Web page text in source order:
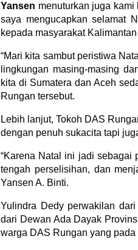
Yansen menuturkan juga
saya mengucapkan selamat
kepada masyarakat Kalimantan
“Mari kita sambut peristiwa
lingkungan masing-masing
kita di Sumatera dan Aceh
Rungan tersebut.
Lebih lanjut, Tokoh DAS
dengan penuh sukacita tapi
“Karena Natal ini jadi sebagai
tengah perselisihan, dan
Yansen A. Binti.
Yulindra Dedy perwakilan
dari Dewan Ada Dayak
warga DAS Rungan yang